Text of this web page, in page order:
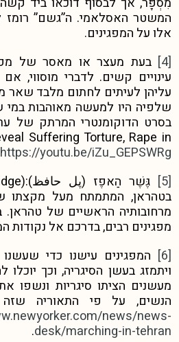
המשטר האסלאמי. ה”גשם” רומז
אלו על המפגינים.
[4]
בעת מעצר או מאסר של
עינויים קשים. לדברי מוסווי,
עליהן לעיתים לחתום מלבד שאר
שלפיה היו למעשה מאוהבות במי
Suffering Torture, Rape in
https://youtu.be/iZu_GEPSWRg
[5]
בטהראן, המתמתח מעל
מפגינים רבים, בדרכם אל
[6]
המפגינים עישנו כדי
ויתמזג בעשן הסיגריה, וכך יוכלו
מעשנים הציתו סיגריות ונשפו
הנשים, על פי התאוריה
news/news-
desk/marching-in-tehran
.